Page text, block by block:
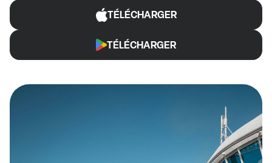
TÉLÉCHARGER
TÉLÉCHARGER